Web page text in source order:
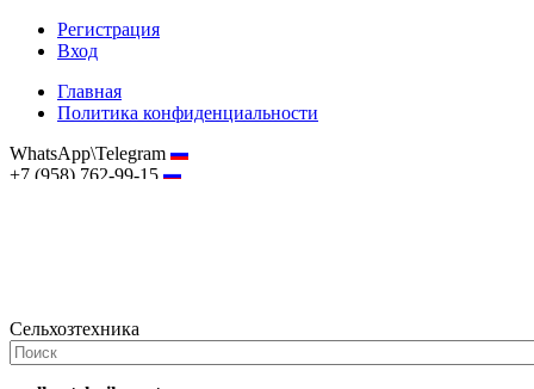
Регистрация
Вход
Главная
Политика конфиденциальности
WhatsApp\Telegram
+7 (958) 762-99-15
Сельхозтехника